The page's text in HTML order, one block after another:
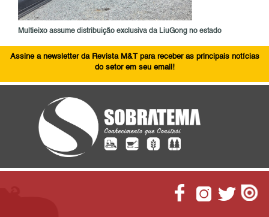
Multieixo assume distribuição exclusiva da LiuGong no estado
Assine a newsletter da Revista M&T para receber as principais notícias
do setor em seu email!